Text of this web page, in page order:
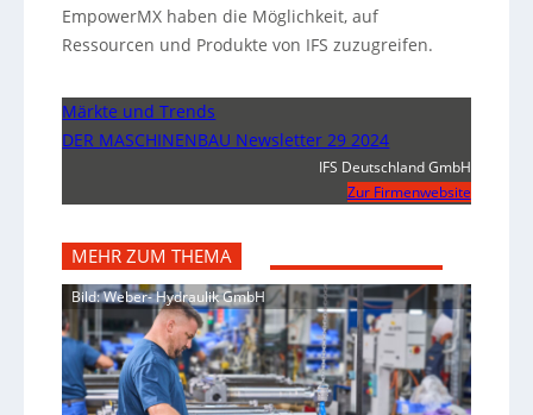
EmpowerMX haben die Möglichkeit, auf
Ressourcen und Produkte von IFS zuzugreifen.
Märkte und Trends
DER MASCHINENBAU Newsletter 29 2024
IFS Deutschland GmbH
Zur Firmenwebsite
MEHR ZUM THEMA
Bild: Weber- Hydraulik GmbH